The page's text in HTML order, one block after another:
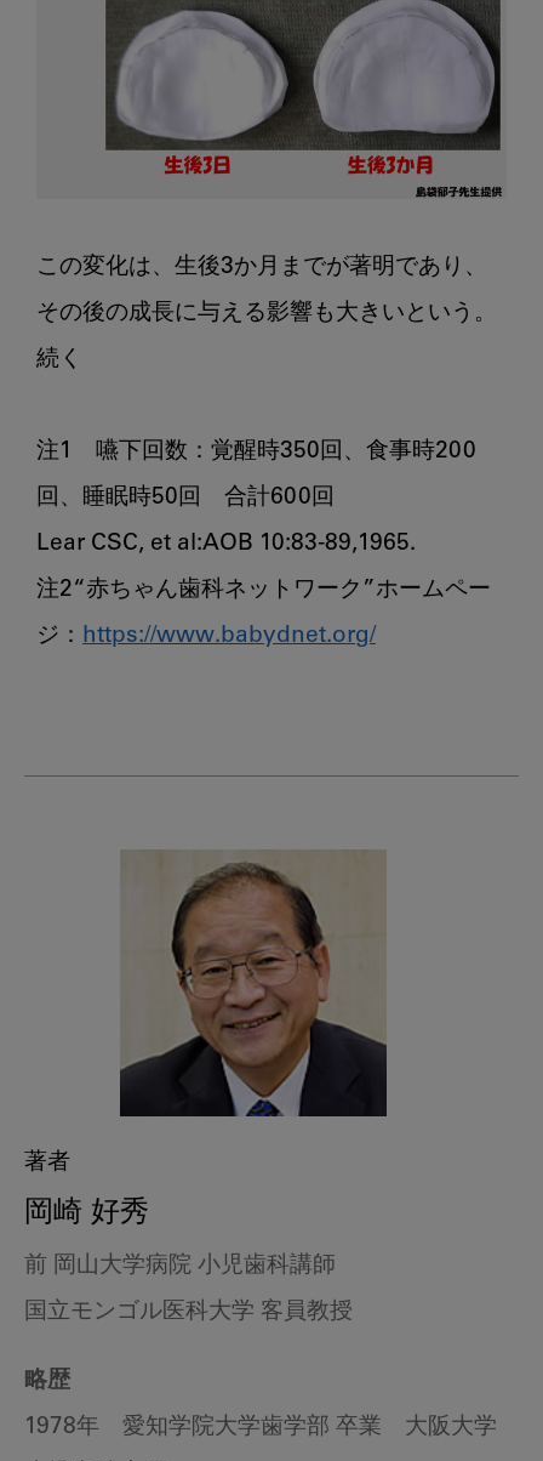
この変化は、生後3か月までが著明であり、
その後の成長に与える影響も大きいという。
続く
注1　嚥下回数：覚醒時350回、食事時200
回、睡眠時50回　合計600回
Lear CSC, et al:AOB 10:83-89,1965.
注2“赤ちゃん歯科ネットワーク”ホームペー
ジ： https://www.babydnet.org/
著者
岡崎 好秀
前 岡山大学病院 小児歯科講師
国立モンゴル医科大学 客員教授
略歴
1978年 愛知学院大学歯学部 卒業 大阪大学